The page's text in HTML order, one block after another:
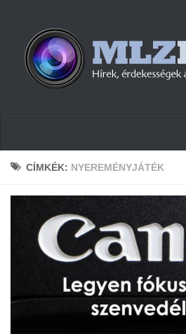
Hírek
Szoftver
Tudástár
CÍMKÉK: NYEREMÉNYJÁTÉK